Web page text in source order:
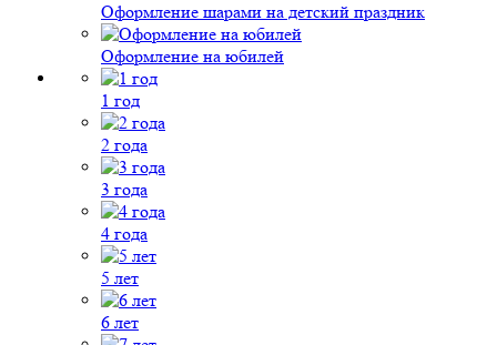
Оформление шарами на детский праздник
Оформление на юбилей
1 год
2 года
3 года
4 года
5 лет
6 лет